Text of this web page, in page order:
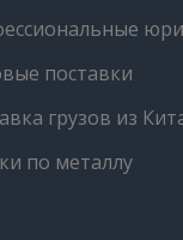
поставки
грузов из
по металлу